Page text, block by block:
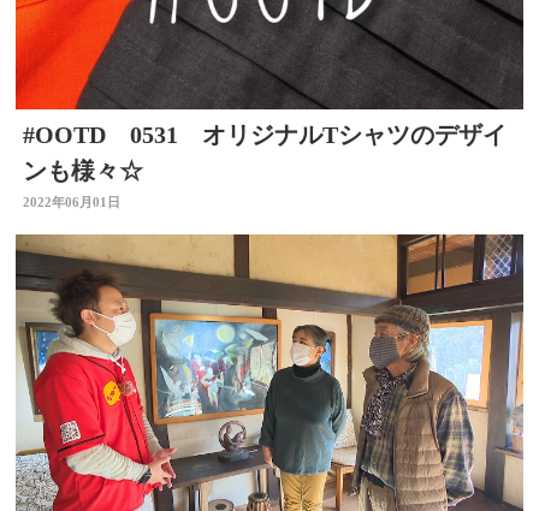
#OOTD 0531 オリジナルTシャツのデザイ
ンも様々☆
2022年06月01日